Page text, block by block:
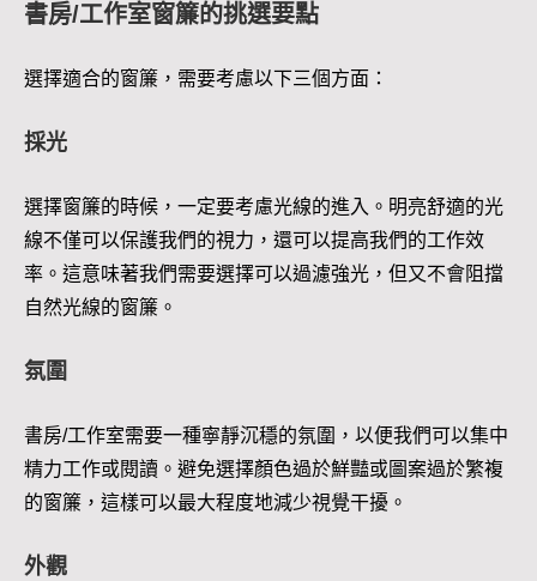
書房/工作室窗簾的挑選要點
選擇適合的窗簾，需要考慮以下三個方面：
採光
選擇窗簾的時候，一定要考慮光線的進入。明亮舒適的光
線不僅可以保護我們的視力，還可以提高我們的工作效
率。這意味著我們需要選擇可以過濾強光，但又不會阻擋
自然光線的窗簾。
氛圍
書房/工作室需要一種寧靜沉穩的氛圍，以便我們可以集中
精力工作或閱讀。避免選擇顏色過於鮮豔或圖案過於繁複
的窗簾，這樣可以最大程度地減少視覺干擾。
外觀